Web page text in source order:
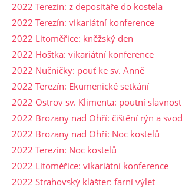
2022 Terezín: z depositáře do kostela
2022 Terezín: vikariátní konference
2022 Litoměřice: kněžský den
2022 Hoštka: vikariátní konference
2022 Nučničky: pouť ke sv. Anně
2022 Terezín: Ekumenické setkání
2022 Ostrov sv. Klimenta: poutní slavnost
2022 Brozany nad Ohří: čištění rýn a
2022 Brozany nad Ohří: Noc kostelů
2022 Terezín: Noc kostelů
2022 Litoměřice: vikariátní konference
2022 Strahovský klášter: farní výlet